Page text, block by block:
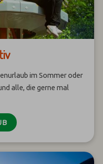
im Sommer oder
alle, die gerne mal